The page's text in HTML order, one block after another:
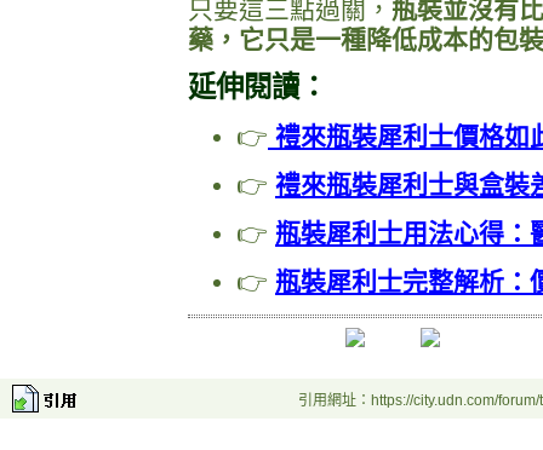
只要這三點過關， 瓶裝並沒有
藥，它只是一種降低成本的包
延伸閱讀：
👉 禮來瓶裝犀利士價格如
👉 禮來瓶裝犀利士與盒裝
👉 瓶裝犀利士用法心得：
👉 瓶裝犀利士完整解析：
引用網址：https://city.udn.com/